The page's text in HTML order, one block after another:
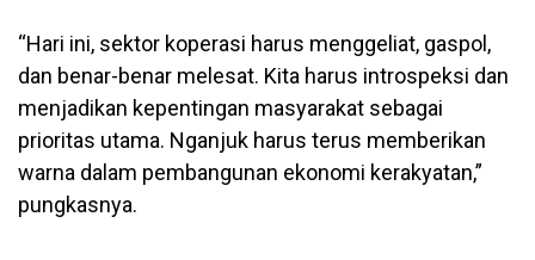
“Hari ini, sektor koperasi harus menggeliat, gaspol,
dan benar-benar melesat. Kita harus introspeksi dan
menjadikan kepentingan masyarakat sebagai
prioritas utama. Nganjuk harus terus memberikan
warna dalam pembangunan ekonomi kerakyatan,”
pungkasnya.